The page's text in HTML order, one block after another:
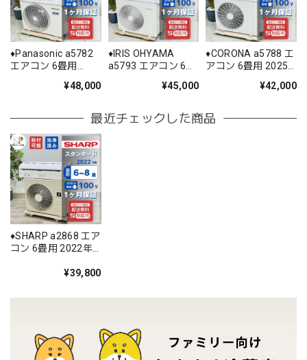
♦️Panasonic a5782
エアコン 6畳用
¥48,000
♦️IRIS OHYAMA
a5793 エアコン 6畳
¥45,000
♦️CORONA a5788 エ
アコン 6畳用 2025
¥42,000
最近チェックした商品
♦️SHARP a2868 エア
コン 6畳用 2022年
¥39,800